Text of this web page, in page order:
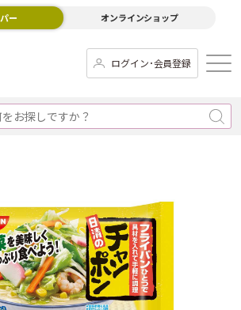
ー オンラインショップ
ログイン･会員登録